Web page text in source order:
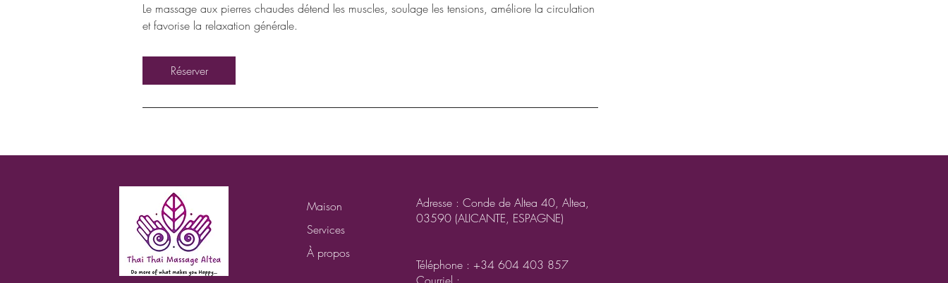
Le massage aux pierres chaudes détend les muscles, soulage les tensions, améliore la circulation
et favorise la relaxation générale.
Réserver
Maison
Services
À propos
Adresse : Conde de Altea 40, Altea,
03590 (ALICANTE, ESPAGNE)
Téléphone : +34 604 403 857